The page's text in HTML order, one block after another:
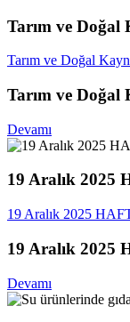
Tarım ve Doğal
Tarım ve Doğal
Tarım ve Doğal
Devamı
19 Aralık 2025
19 Aralık 2025
19 Aralık
Devamı